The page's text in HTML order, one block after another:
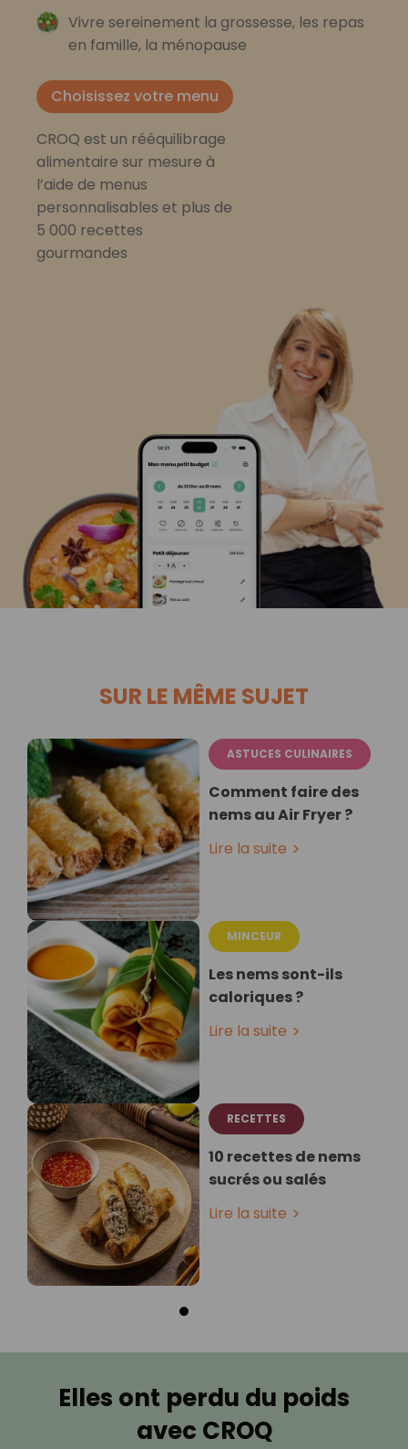
Vivre sereinement la grossesse, les repas
en famille, la ménopause
Choisissez votre menu
CROQ est un rééquilibrage
alimentaire sur mesure à
l’aide de menus
personnalisables et plus de
5 000 recettes
gourmandes
SUR LE MÊME SUJET
ASTUCES CULINAIRES
Comment faire des
nems au Air Fryer ?
Lire la suite
MINCEUR
Les nems sont-ils
caloriques ?
Lire la suite
RECETTES
10 recettes de nems
sucrés ou salés
Lire la suite
Elles ont perdu du poids
avec CROQ